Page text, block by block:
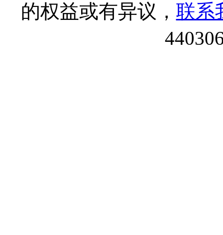
的权益或有异议， 联系